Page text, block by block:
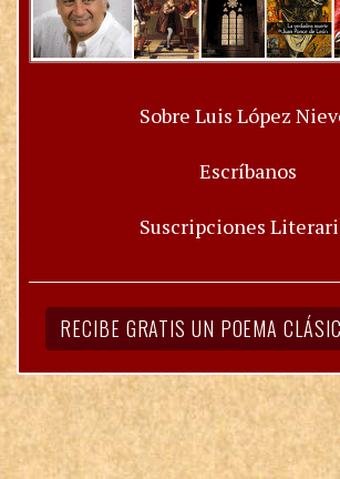
Sobre Luis López
Escríbanos
Suscripciones
RECIBE GRATIS UN POEMA